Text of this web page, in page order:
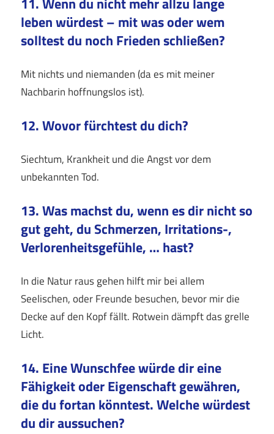
leben würdest – mit was oder wem
solltest du noch Frieden schließen?
Mit nichts und niemanden (da es mit meiner
Nachbarin hoffnungslos ist).
12. Wovor fürchtest du dich?
Siechtum, Krankheit und die Angst vor dem
unbekannten Tod.
13. Was machst du, wenn es dir nicht so
gut geht, du Schmerzen, Irritations-,
Verlorenheitsgefühle, … hast?
In die Natur raus gehen hilft mir bei allem
Seelischen, oder Freunde besuchen, bevor mir die
Decke auf den Kopf fällt. Rotwein dämpft das grelle
Licht.
14. Eine Wunschfee würde dir eine
Fähigkeit oder Eigenschaft gewähren,
die du fortan könntest. Welche würdest
du dir aussuchen?